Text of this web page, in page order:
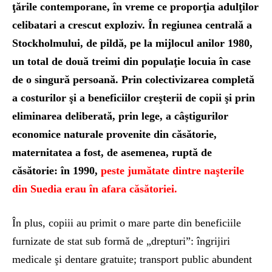
ţările contemporane, în vreme ce proporţia adulţilor
celibatari a crescut exploziv. În regiunea centrală a
Stockholmului, de pildă, pe la mijlocul anilor 1980,
un total de două treimi din populaţie locuia în case
de o singură persoană. Prin colectivizarea completă
a costurilor şi a beneficiilor creşterii de copii şi prin
eliminarea deliberată, prin lege, a câştigurilor
economice naturale provenite din căsătorie,
maternitatea a fost, de asemenea, ruptă de
căsătorie: în 1990, peste jumătate dintre naşterile
din Suedia erau în afara căsătoriei.
În plus, copiii au primit o mare parte din beneficiile
furnizate de stat sub formă de „drepturi”: îngrijiri
medicale şi dentare gratuite; transport public abundent